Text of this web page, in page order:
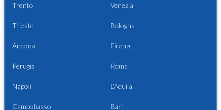
Trento Venezia
Trieste Bologna
Ancona Firenze
Perugia Roma
Napoli L'Aquila
Campobasso Bari